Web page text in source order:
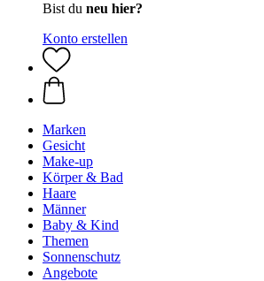
Bist du neu hier?
Konto erstellen
Marken
Gesicht
Make-up
Körper & Bad
Haare
Männer
Baby & Kind
Themen
Sonnenschutz
Angebote